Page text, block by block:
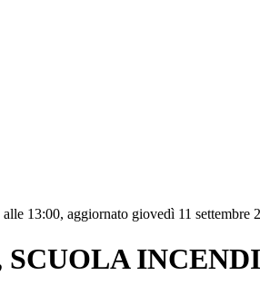
13:00, aggiornato giovedì 11 settembre
SCUOLA